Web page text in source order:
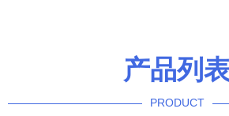
产品列
PRODUCT